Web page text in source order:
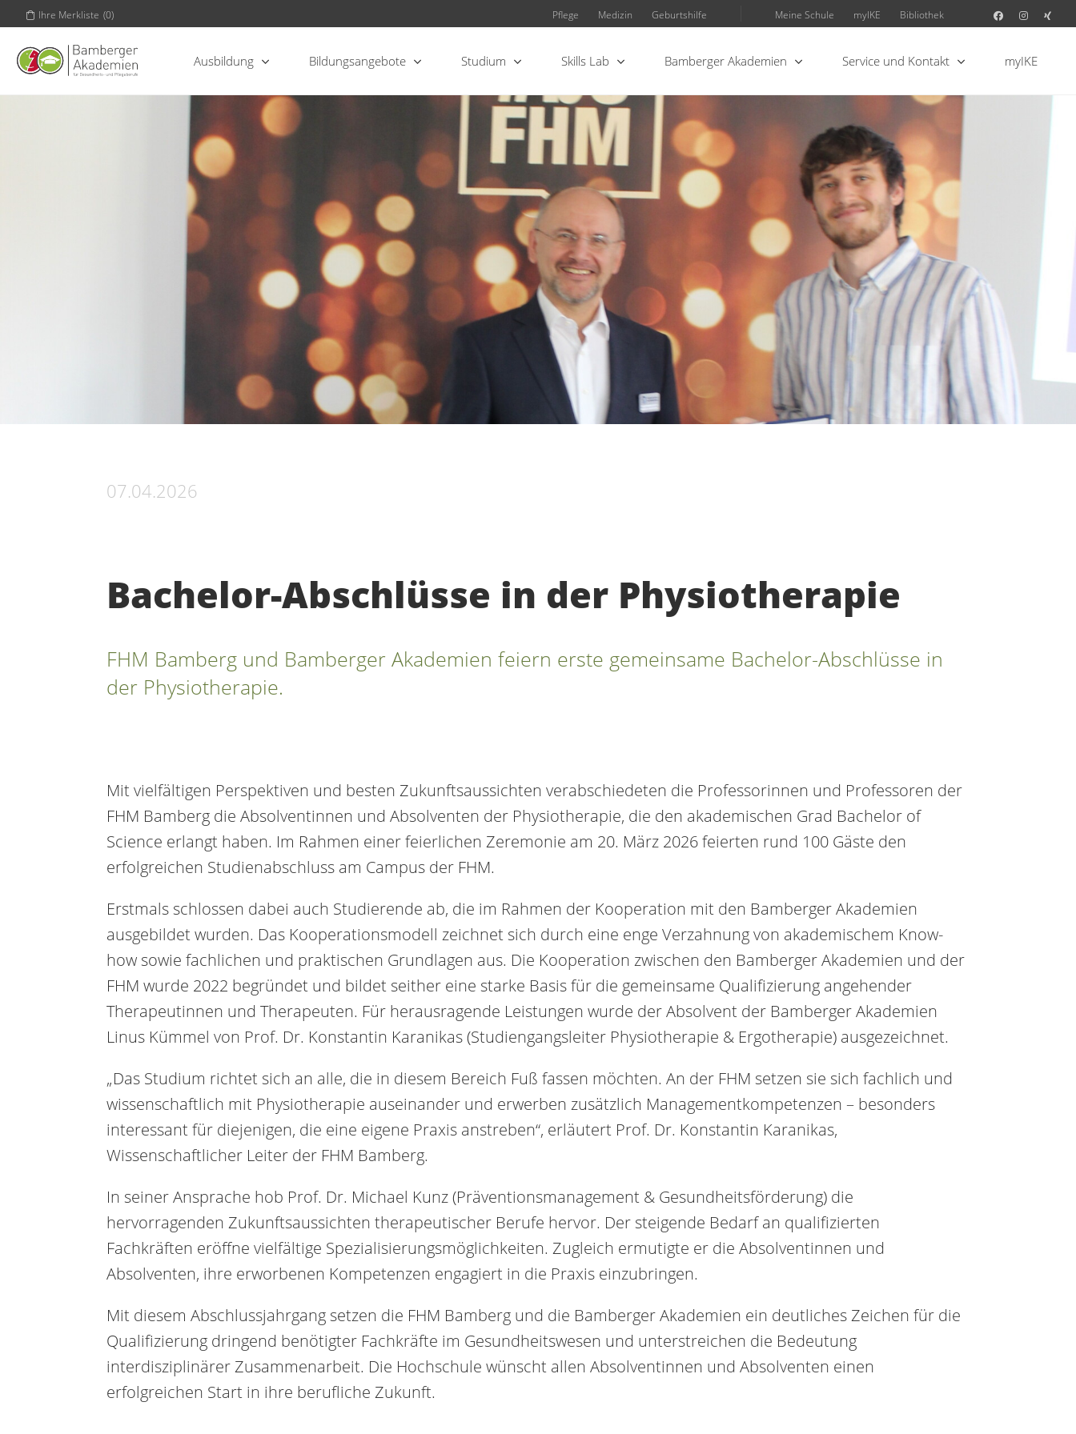
Ihre Merkliste (0) Pflege Medizin Geburtshilfe Meine Schule myIKE Bibliothek
Ausbildung Bildungsangebote Studium Skills Lab Bamberger Akademien Service und Kontakt myIKE
07.04.2026
Bachelor-Abschlüsse in der Physiotherapie
FHM Bamberg und Bamberger Akademien feiern erste gemeinsame Bachelor-Abschlüsse in
der Physiotherapie.
Mit vielfältigen Perspektiven und besten Zukunftsaussichten verabschiedeten die Professorinnen und Professoren der
FHM Bamberg die Absolventinnen und Absolventen der Physiotherapie, die den akademischen Grad Bachelor of
Science erlangt haben. Im Rahmen einer feierlichen Zeremonie am 20. März 2026 feierten rund 100 Gäste den
erfolgreichen Studienabschluss am Campus der FHM.
Erstmals schlossen dabei auch Studierende ab, die im Rahmen der Kooperation mit den Bamberger Akademien
ausgebildet wurden. Das Kooperationsmodell zeichnet sich durch eine enge Verzahnung von akademischem Know-
how sowie fachlichen und praktischen Grundlagen aus. Die Kooperation zwischen den Bamberger Akademien und der
FHM wurde 2022 begründet und bildet seither eine starke Basis für die gemeinsame Qualifizierung angehender
Therapeutinnen und Therapeuten. Für herausragende Leistungen wurde der Absolvent der Bamberger Akademien
Linus Kümmel von Prof. Dr. Konstantin Karanikas (Studiengangsleiter Physiotherapie & Ergotherapie) ausgezeichnet.
„Das Studium richtet sich an alle, die in diesem Bereich Fuß fassen möchten. An der FHM setzen sie sich fachlich und
wissenschaftlich mit Physiotherapie auseinander und erwerben zusätzlich Managementkompetenzen – besonders
interessant für diejenigen, die eine eigene Praxis anstreben“, erläutert Prof. Dr. Konstantin Karanikas,
Wissenschaftlicher Leiter der FHM Bamberg.
In seiner Ansprache hob Prof. Dr. Michael Kunz (Präventionsmanagement & Gesundheitsförderung) die
hervorragenden Zukunftsaussichten therapeutischer Berufe hervor. Der steigende Bedarf an qualifizierten
Fachkräften eröffne vielfältige Spezialisierungsmöglichkeiten. Zugleich ermutigte er die Absolventinnen und
Absolventen, ihre erworbenen Kompetenzen engagiert in die Praxis einzubringen.
Mit diesem Abschlussjahrgang setzen die FHM Bamberg und die Bamberger Akademien ein deutliches Zeichen für die
Qualifizierung dringend benötigter Fachkräfte im Gesundheitswesen und unterstreichen die Bedeutung
interdisziplinärer Zusammenarbeit. Die Hochschule wünscht allen Absolventinnen und Absolventen einen
erfolgreichen Start in ihre berufliche Zukunft.